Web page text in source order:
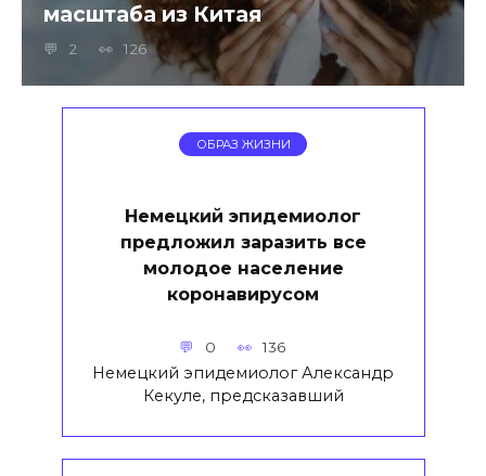
масштаба из Китая
2 126
ОБРАЗ ЖИЗНИ
Немецкий эпидемиолог
предложил заразить все
молодое население
коронавирусом
0 136
Немецкий эпидемиолог Александр
Кекуле, предсказавший